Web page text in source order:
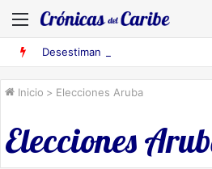
Menú
Inicio > Elecciones Aruba
Elecciones